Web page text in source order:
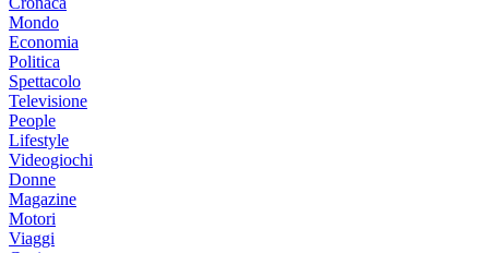
Mondo
Economia
Politica
Spettacolo
Televisione
People
Lifestyle
Videogiochi
Donne
Magazine
Motori
Viaggi